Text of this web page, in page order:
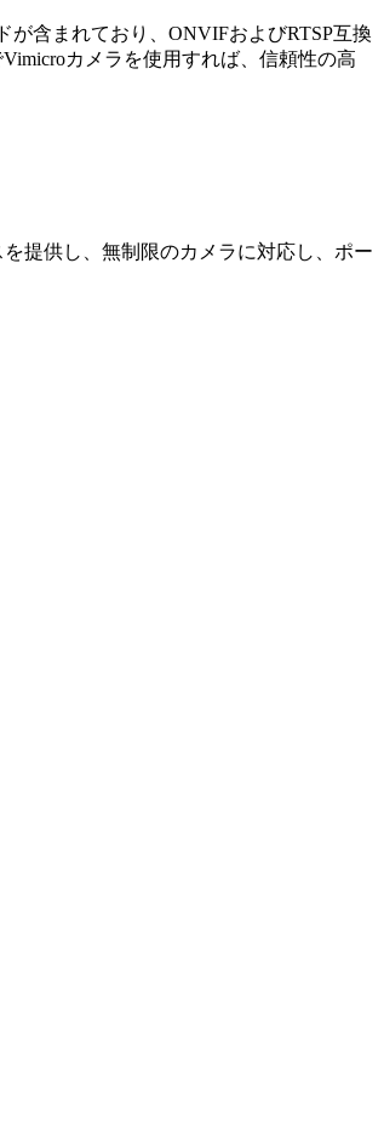
含まれており、ONVIFおよびRTSP互換
カメラを使用すれば、信頼性の高
提供し、無制限のカメラに対応し、ポー